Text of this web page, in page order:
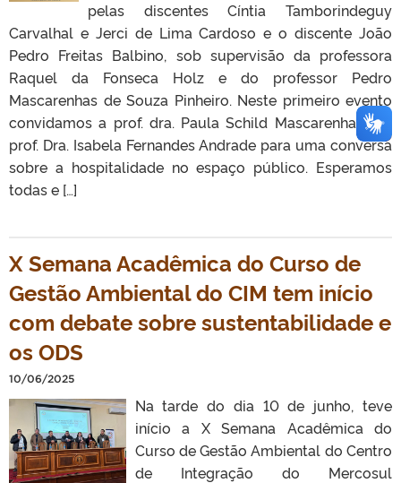
pelas discentes Cíntia Tamborindeguy
Carvalhal e Jerci de Lima Cardoso e o discente João
Pedro Freitas Balbino, sob supervisão da professora
Raquel da Fonseca Holz e do professor Pedro
Mascarenhas de Souza Pinheiro. Neste primeiro evento
convidamos a prof. dra. Paula Schild Mascarenhas e a
prof. Dra. Isabela Fernandes Andrade para uma conversa
sobre a hospitalidade no espaço público. Esperamos
todas e […]
X Semana Acadêmica do Curso de
Gestão Ambiental do CIM tem início
com debate sobre sustentabilidade e
os ODS
10/06/2025
Na tarde do dia 10 de junho, teve
início a X Semana Acadêmica do
Curso de Gestão Ambiental do Centro
de Integração do Mercosul